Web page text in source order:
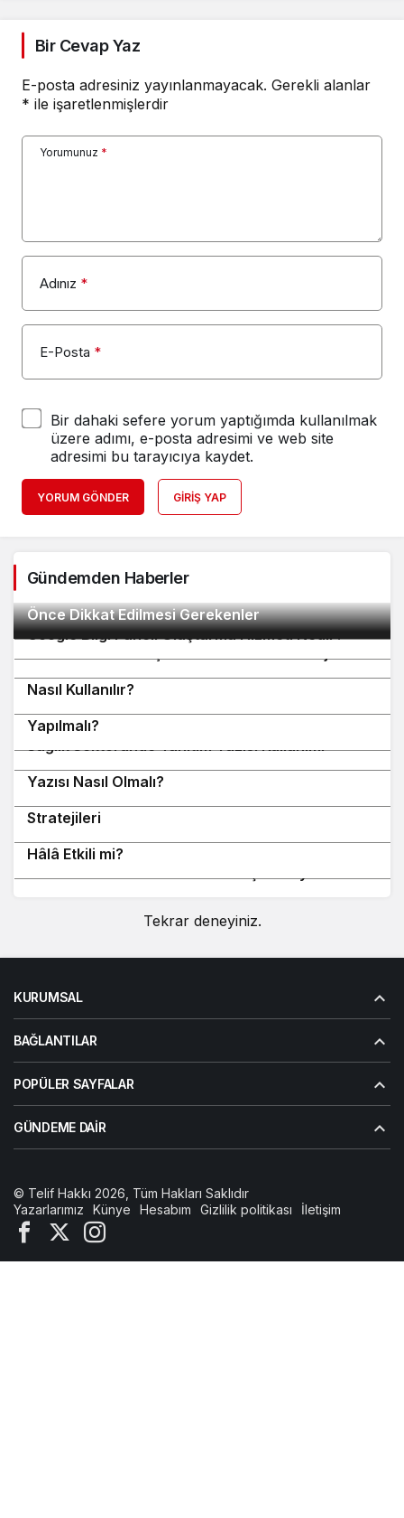
Bir Cevap Yaz
E-posta adresiniz yayınlanmayacak. Gerekli alanlar
* ile işaretlenmişlerdir
Yorumunuz *
Adınız *
E-Posta *
Bir dahaki sefere yorum yaptığımda kullanılmak
üzere adımı, e-posta adresimi ve web site
adresimi bu tarayıcıya kaydet.
YORUM GÖNDER GIRIŞ YAP
Gündemden Haberler
Önce Dikkat Edilmesi Gerekenler
Google Bilgi Paneli Oluşturma Hizmeti Nedir?
3
4
Nasıl Kullanılır?
Yapılmalı?
7
Spam Güncellemeleri Sonrası Güvenli Tanıtım
Yazısı Nasıl Olmalı?
8
Stratejileri
Google Güncellemelerinden Sonra Tanıtım Yazısı
Hâlâ Etkili mi?
Tekrar deneyiniz.
KURUMSAL
BAĞLANTILAR
POPÜLER SAYFALAR
GÜNDEME DAIR
© Telif Hakkı 2026, Tüm Hakları Saklıdır
Yazarlarımız
Künye Hesabım Gizlilik politikası İletişim